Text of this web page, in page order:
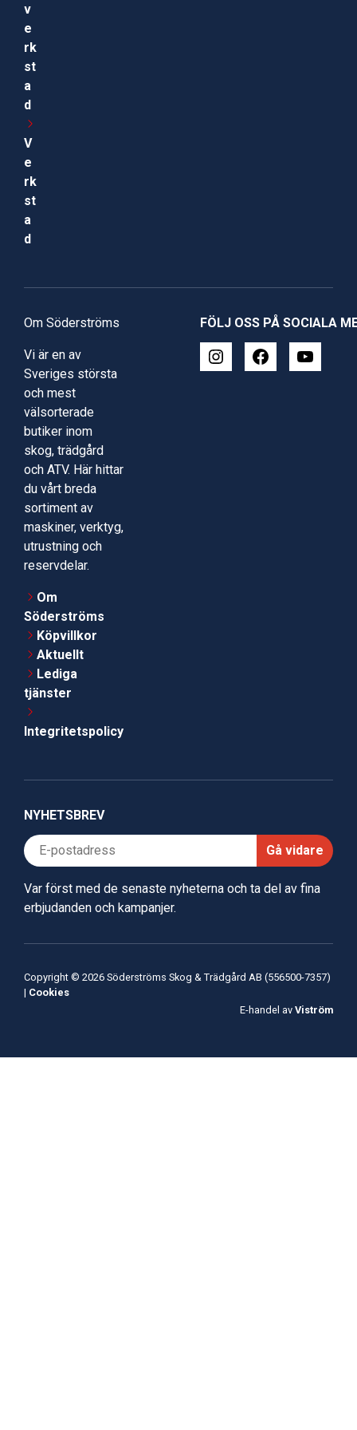
v
e
rk
st
a
d
V
e
rk
st
a
d
Om Söderströms
Vi är en av
Sveriges största
och mest
välsorterade
butiker inom
skog, trädgård
och ATV. Här hittar
du vårt breda
sortiment av
maskiner, verktyg,
utrustning och
reservdelar.
Om
Söderströms
Köpvillkor
Aktuellt
Lediga
tjänster
Integritetspolicy
FÖLJ OSS PÅ SOCIALA
NYHETSBREV
Gå vidare
Var först med de senaste nyheterna och ta del av fina
erbjudanden och kampanjer.
Copyright © 2026 Söderströms Skog & Trädgård AB (556500-7357)
| Cookies
E-handel av Viström